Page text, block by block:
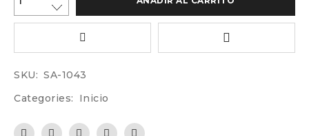
SKU: SA-1043
Categories:
Inicio